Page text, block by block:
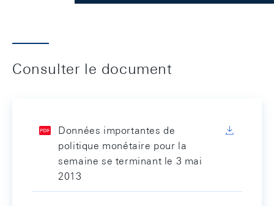
Consulter le document
Données importantes de
politique monétaire pour la
semaine se terminant le 3 mai
2013